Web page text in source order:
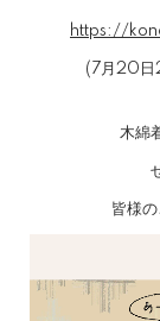
https://
(7月20日
木綿
皆様